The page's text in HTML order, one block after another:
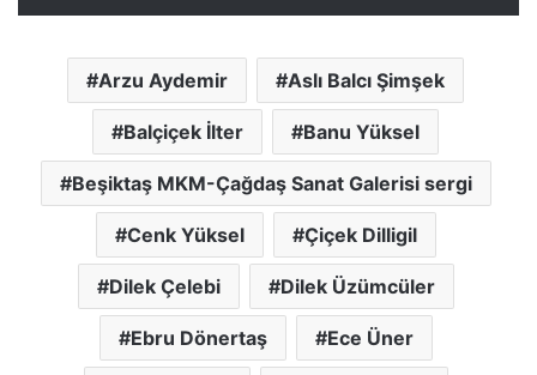
Arzu Aydemir Aslı Balcı Şimşek
Balçiçek İlter Banu Yüksel
Beşiktaş MKM-Çağdaş Sanat Galerisi sergi
Cenk Yüksel Çiçek Dilligil
Dilek Çelebi Dilek Üzümcüler
Ebru Dönertaş Ece Üner